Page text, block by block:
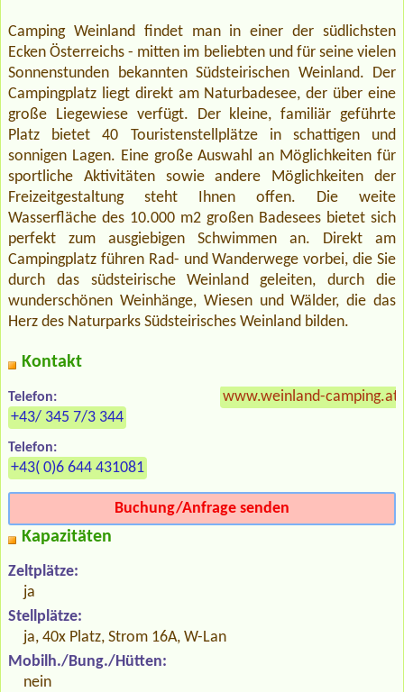
Camping Weinland findet man in einer der südlichsten
Ecken Österreichs - mitten im beliebten und für seine vielen
Sonnenstunden bekannten Südsteirischen Weinland. Der
Campingplatz liegt direkt am Naturbadesee, der über eine
große Liegewiese verfügt. Der kleine, familiär geführte
Platz bietet 40 Touristenstellplätze in schattigen und
sonnigen Lagen. Eine große Auswahl an Möglichkeiten für
sportliche Aktivitäten sowie andere Möglichkeiten der
Freizeitgestaltung steht Ihnen offen. Die weite
Wasserfläche des 10.000 m2 großen Badesees bietet sich
perfekt zum ausgiebigen Schwimmen an. Direkt am
Campingplatz führen Rad- und Wanderwege vorbei, die Sie
durch das südsteirische Weinland geleiten, durch die
wunderschönen Weinhänge, Wiesen und Wälder, die das
Herz des Naturparks Südsteirisches Weinland bilden.
Kontakt
Telefon:
+43/ 345 7/3 344
Telefon:
+43( 0)6 644 431081
www.weinland-camping.at
Buchung/Anfrage senden
Kapazitäten
Zeltplätze:
ja
Stellplätze:
ja, 40x Platz, Strom 16A, W-Lan
Mobilh./Bung./Hütten:
nein